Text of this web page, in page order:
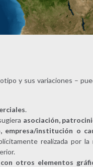
y sus variaciones –
.
asociación,
empresa/institución o
realizada por la
con otros elementos